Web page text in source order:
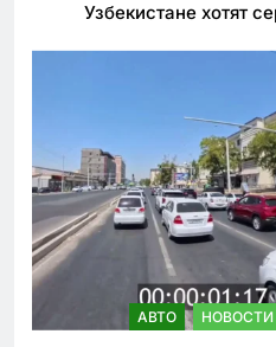
Узбекистане хотят
АВТО НОВОСТИ